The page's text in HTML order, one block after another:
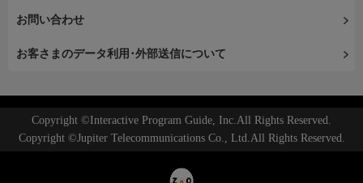
お問い合わせ
お客さまのデータ利用･外部送信について
Copyright ©Interactive Program Guide, Inc.All Rights Reserved.
Copyright ©Jupiter Telecommunications Co., Ltd.All Rights Reserved.